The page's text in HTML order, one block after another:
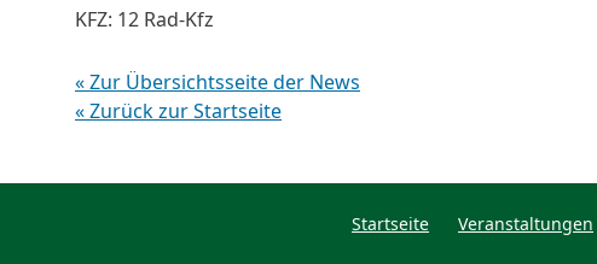
KFZ: 12 Rad-Kfz
« Zur Übersichtsseite der News
« Zurück zur Startseite
Startseite Veranstaltungen